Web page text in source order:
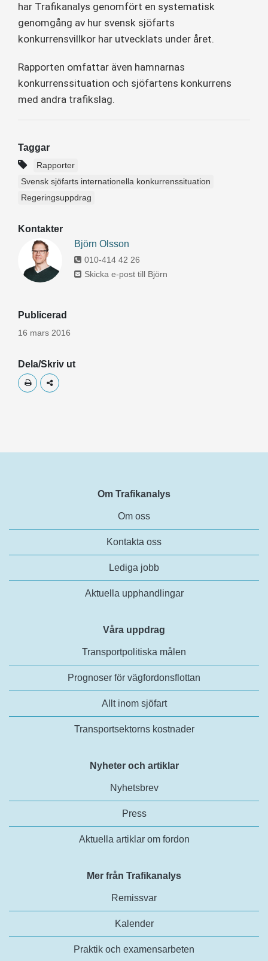
har Trafikanalys genomfört en systematisk
genomgång av hur svensk sjöfarts
konkurrensvillkor har utvecklats under året.
Rapporten omfattar även hamnarnas
konkurrenssituation och sjöfartens konkurrens
med andra trafikslag.
Taggar
Rapporter
Svensk sjöfarts internationella konkurrenssituation
Regeringsuppdrag
Kontakter
Björn Olsson
010-414 42 26
Skicka e-post till Björn
Publicerad
16 mars 2016
Dela/Skriv ut
Skriv utDela
Om Trafikanalys
Om oss
Kontakta oss
Lediga jobb
Aktuella upphandlingar
Våra uppdrag
Transportpolitiska målen
Prognoser för vägfordonsflottan
Allt inom sjöfart
Transportsektorns kostnader
Nyheter och artiklar
Nyhetsbrev
Press
Aktuella artiklar om fordon
Mer från Trafikanalys
Remissvar
Kalender
Praktik och examensarbeten